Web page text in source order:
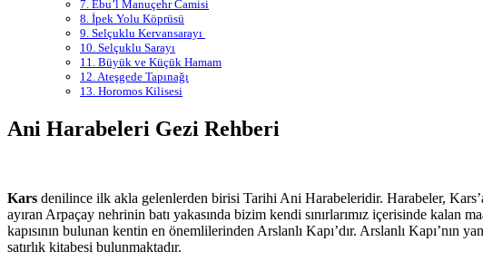
7. Ebu’l Manuçehr Camisi
8. İpek Yolu Köprüsü
9. Selçuklu Kervansarayı
10. Selçuklu Sarayı
11. Büyük ve Küçük Hamam
12. Ateşgede Tapınağı
13. Horomos Kilisesi
Ani Harabeleri Gezi Rehberi
Kars denilince ilk akla gelenlerden birisi Tarihi Ani Harabeleridir. Harabeler,
ayıran Arpaçay nehrinin batı yakasında bizim kendi sınırlarımız içerisinde
kapısının bulunan kentin en önemlilerinden Arslanlı Kapı’dır. Arslanlı Kapı’nın
satırlık kitabesi bulunmaktadır.